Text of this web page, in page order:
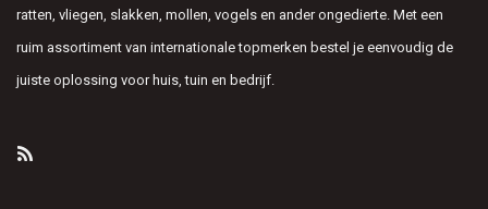
ratten, vliegen, slakken, mollen, vogels en ander ongedierte. Met een
ruim assortiment van internationale topmerken bestel je eenvoudig de
juiste oplossing voor huis, tuin en bedrijf.